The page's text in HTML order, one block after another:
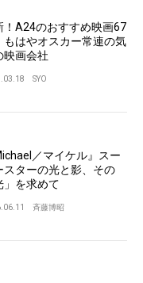
！A24のおすすめ映画67
もはやオスカー常連の気
映画会社
SYO
／マイケル』スー
スターの光と影、その
」を求めて
斉藤博昭